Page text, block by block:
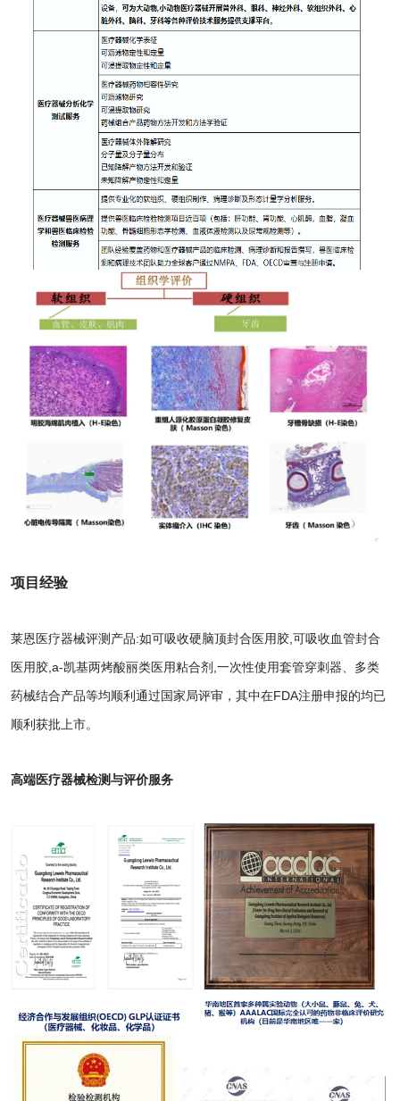
项目经验
莱恩医疗器械评测产品:如可吸收硬脑顶封合医用胶,可吸收血管封合
医用胶,a-凯基两烤酸丽类医用粘合剂,一次性使用套管穿刺器、多类
药械结合产品等均顺利通过国家局评审，其中在FDA注册申报的均已
顺利获批上市。
高端医疗器械检测与评价服务